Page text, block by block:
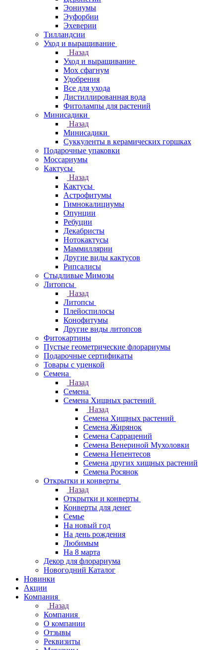
Эониумы
Эуфорбии
Эхеверии
Тилландсии
Уход и выращивание
Назад
Уход и выращивание
Мох сфагнум
Удобрения
Все для ухода
Дистиллированная вода
Фитолампы для растений
Минисадики
Назад
Минисадики
Суккуленты в керамических горшках
Подарочные упаковки
Моссариумы
Кактусы
Назад
Кактусы
Астрофитумы
Гимнокалициумы
Опунции
Ребуции
Декабристы
Нотокактусы
Маммиллярии
Другие виды кактусов
Рипсалисы
Стыдливые Мимозы
Литопсы
Назад
Литопсы
Плейоспилосы
Конофитумы
Другие виды литопсов
Фитокартины
Пустые геометрические флорариумы
Подарочные сертификаты
Товары с уценкой
Семена
Назад
Семена
Семена Хищных растений
Назад
Семена Хищных растений
Семена Жирянок
Семена Саррацений
Семена Венериной Мухоловки
Семена Непентесов
Семена других хищных растений
Семена Росянок
Открытки и конверты
Назад
Открытки и конверты
Конверты для денег
Семье
На новый год
На день рождения
Любимым
На 8 марта
Декор для флорариума
Новогодний Каталог
Новинки
Акции
Компания
Назад
Компания
О компании
Отзывы
Реквизиты